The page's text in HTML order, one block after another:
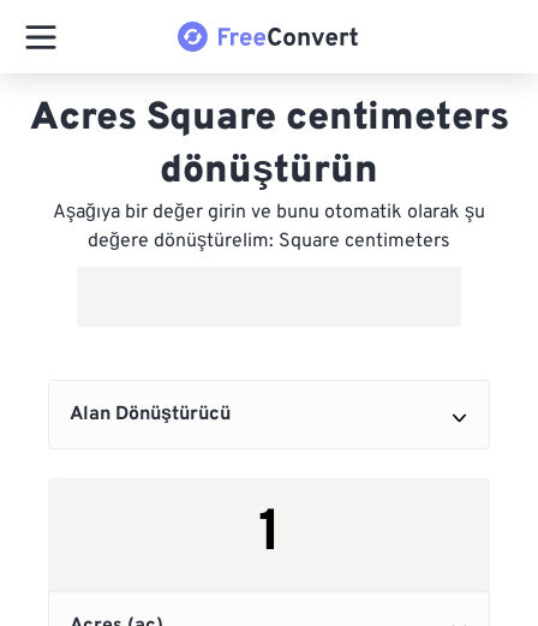
Acres Square centimeters
dönüştürün
Aşağıya bir değer girin ve bunu otomatik olarak şu
değere dönüştürelim: Square centimeters